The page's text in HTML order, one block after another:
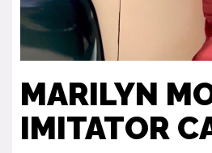
MARILYN
IMITATOR